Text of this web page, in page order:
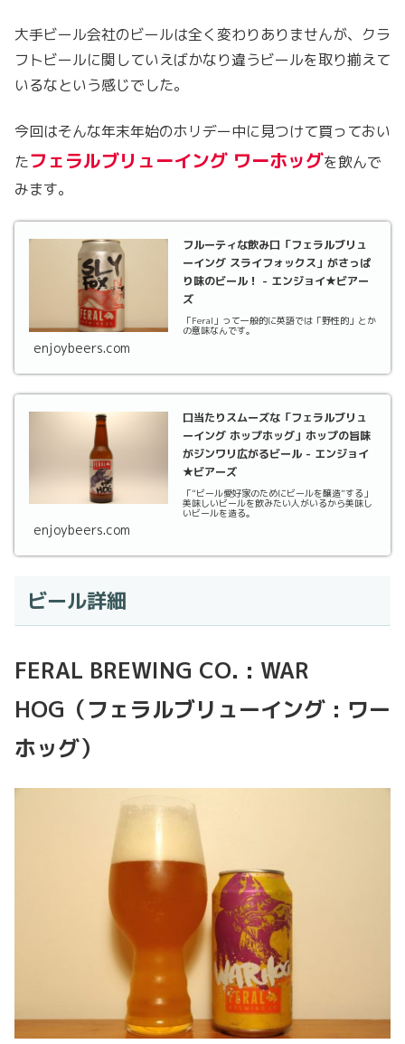
大手ビール会社のビールは全く変わりありませんが、クラ
フトビールに関していえばかなり違うビールを取り揃えて
いるなという感じでした。
今回はそんな年末年始のホリデー中に見つけて買っておい
たフェラルブリューイング ワーホッグを飲んで
みます。
フルーティな飲み口「フェラルブリュ
ーイング スライフォックス」がさっぱ
り味のビール！ - エンジョイ★ビアー
ズ
「Feral」って一般的に英語では「野性的」とか
の意味なんです。
enjoybeers.com
口当たりスムーズな「フェラルブリュ
ーイング ホップホッグ」ホップの旨味
がジンワリ広がるビール - エンジョイ
★ビアーズ
「"ビール愛好家のためにビールを醸造"する」
美味しいビールを飲みたい人がいるから美味し
いビールを造る。
enjoybeers.com
ビール詳細
FERAL BREWING CO. : WAR
HOG（フェラルブリューイング : ワー
ホッグ）